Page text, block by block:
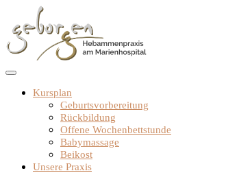
Inhalt
springen
Kursplan
Geburtsvorbereitung
Rückbildung
Offene Wochenbettstunde
Babymassage
Beikost
Unsere Praxis